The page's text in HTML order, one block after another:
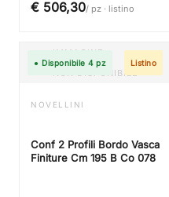
€ 506,30/ pz · listino
IMMAGINE
NON DISPONIBILE
● Disponibile 4 pz Listino
NOVELLINI
Conf 2 Profili Bordo Vasca
Finiture Cm 195 B Co 078